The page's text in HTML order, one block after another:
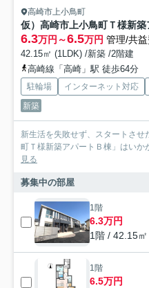
高崎市上小鳥町
仮）高崎市上小鳥町Ｔ様新
6.3万円～6.5万円 管理/共
42.15㎡ (1LDK) /新築 /2階建
高崎線「高崎」駅 徒歩64分
駐輪場 インターネット対応
新築
新生活を失敗せず、スタートさ
町Ｔ様新築アパートＢ棟」はいか
見る
募集中の部屋
1階
6.3万円
1階 / 42.15
1階
6.5万円